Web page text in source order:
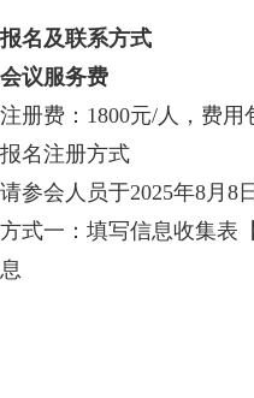
报名及联系方式
会议服务费
注册费：1800元/人，费
报名注册方式
请参会人员于2025年8月8
方式一：填写信息收集表
息